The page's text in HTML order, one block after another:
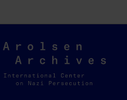
Arolsen
Archives